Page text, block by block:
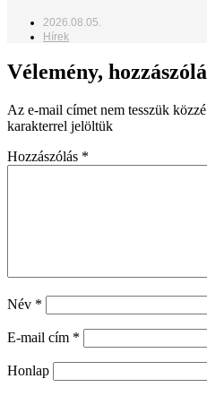
2026.08.05.
Hírek
Vélemény,
Az e-mail címet nem tesszük
karakterrel jelöltük
Hozzászólás *
Név *
E-mail cím *
Honlap